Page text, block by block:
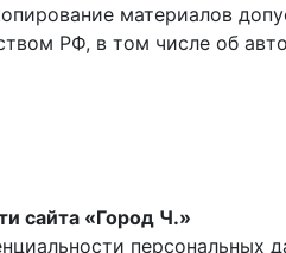
материалов
РФ, в том числе об
сайта «Город Ч.»
персональных